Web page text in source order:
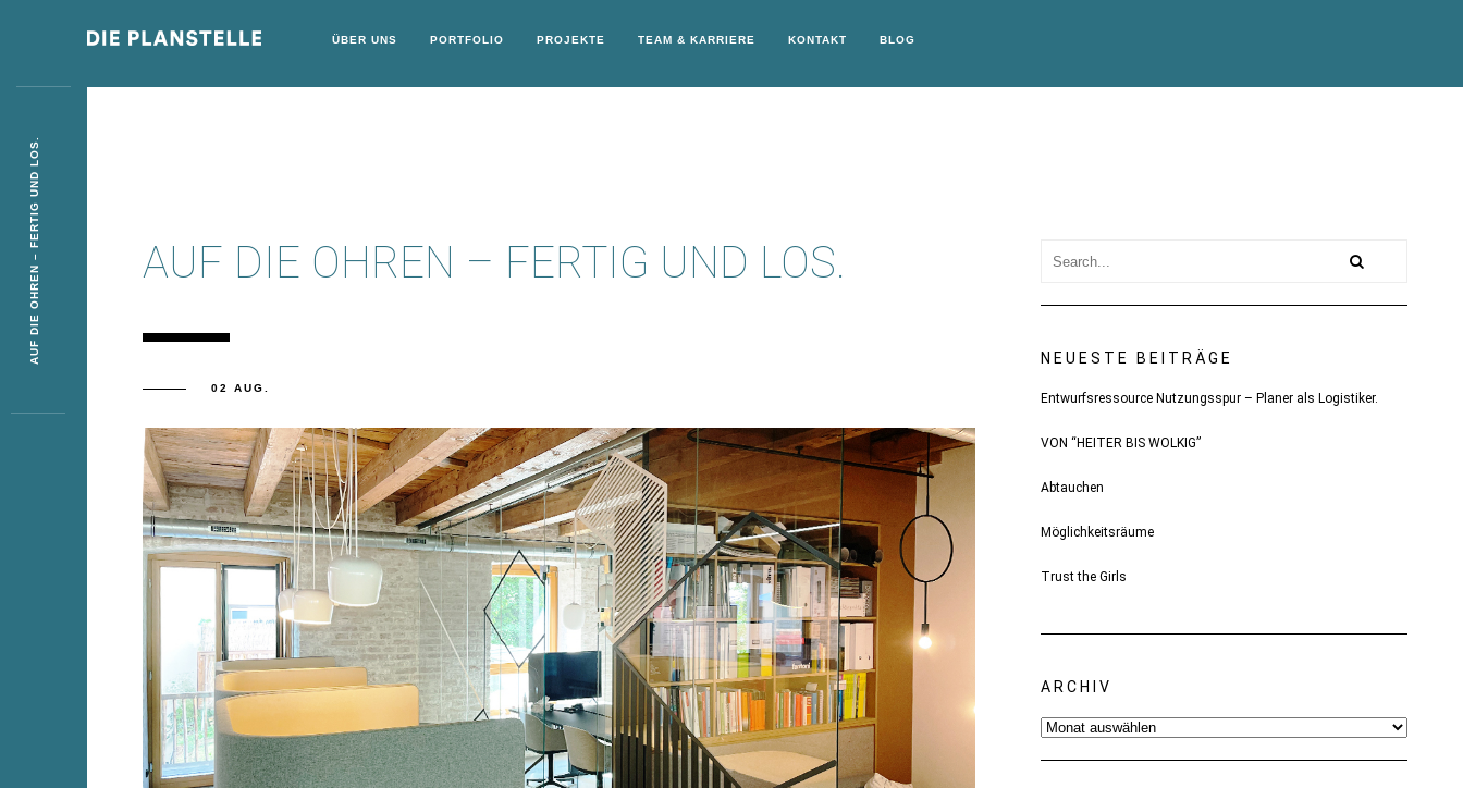
ÜBER UNS PORTFOLIO PROJEKTE TEAM & KARRIERE KONTAKT BLOG
AUF DIE OHREN – FERTIG UND LOS.
02 AUG.
NEUESTE BEITRÄGE
Entwurfsressource Nutzungsspur – Planer als Logistiker.
VON “HEITER BIS WOLKIG”
Abtauchen
Möglichkeitsräume
Trust the Girls
ARCHIV
Archiv
AUF DIE OHREN – FERTIG UND LOS.